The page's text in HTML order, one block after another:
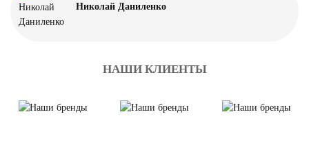
Николай Даниленко
НАШИ КЛИЕНТЫ